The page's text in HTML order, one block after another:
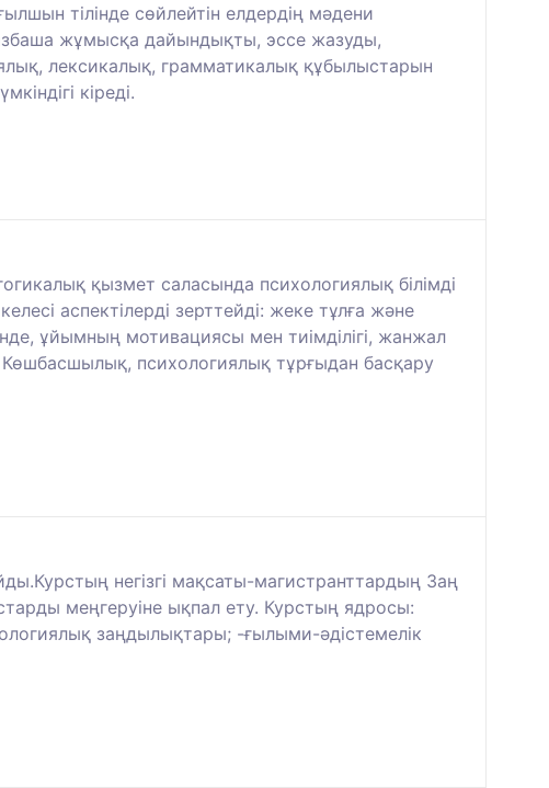
тілінде сөйлейтін елдердің мәдени
жұмысқа дайындықты, эссе жазуды,
лексикалық, грамматикалық құбылыстарын
кіреді.
қызмет саласында психологиялық білімді
аспектілерді зерттейді: жеке тұлға және
ұйымның мотивациясы мен тиімділігі, жанжал
психологиялық тұрғыдан басқару
негізгі мақсаты-магистранттардың Заң
меңгеруіне ықпал ету. Курстың ядросы:
заңдылықтары; -ғылыми-әдістемелік